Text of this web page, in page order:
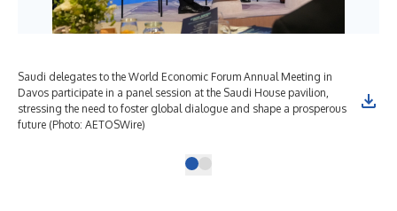
Saudi delegates to the World Economic Forum Annual Meeting in
Davos participate in a panel session at the Saudi House pavilion,
stressing the need to foster global dialogue and shape a prosperous
future (Photo: AETOSWire)